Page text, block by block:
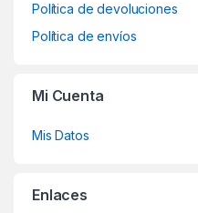
Política de devoluciones
Política de envíos
Mi Cuenta
Mis Datos
Enlaces